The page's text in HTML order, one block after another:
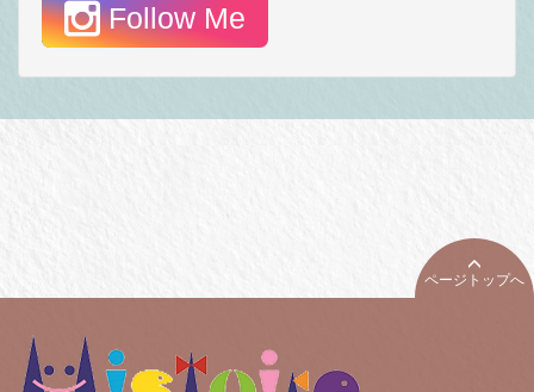
Follow Me
ページトップへ